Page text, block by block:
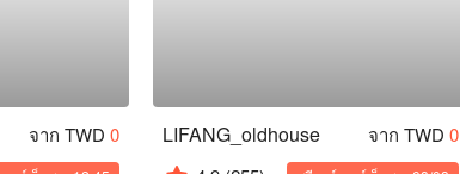
จาก TWD 0
LIFANG_oldhouse จาก TWD 0